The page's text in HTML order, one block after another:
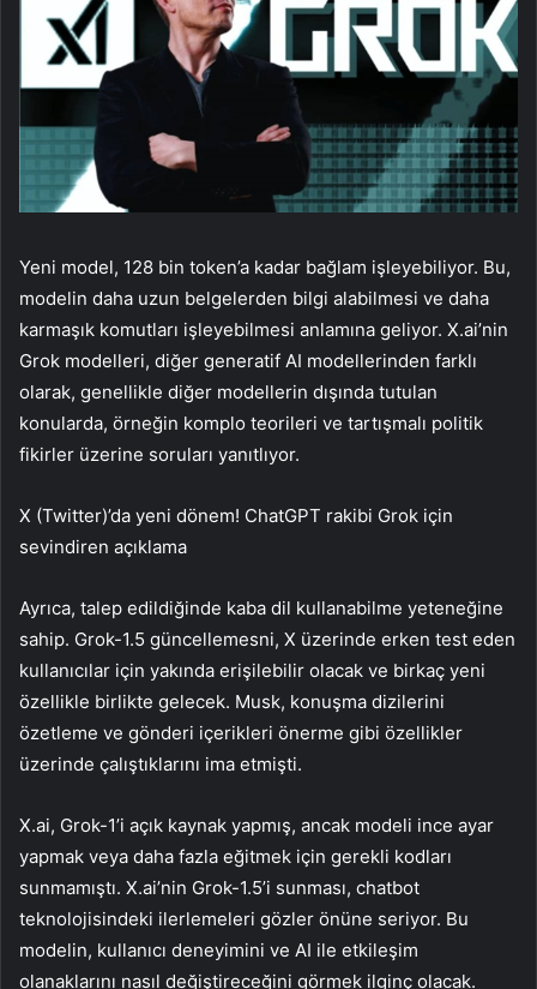
Yeni model, 128 bin token’a kadar bağlam işleyebiliyor. Bu,
modelin daha uzun belgelerden bilgi alabilmesi ve daha
karmaşık komutları işleyebilmesi anlamına geliyor. X.ai’nin
Grok modelleri, diğer generatif AI modellerinden farklı
olarak, genellikle diğer modellerin dışında tutulan
konularda, örneğin komplo teorileri ve tartışmalı politik
fikirler üzerine soruları yanıtlıyor.
X (Twitter)’da yeni dönem! ChatGPT rakibi Grok için
sevindiren açıklama
Ayrıca, talep edildiğinde kaba dil kullanabilme yeteneğine
sahip. Grok-1.5 güncellemesni, X üzerinde erken test eden
kullanıcılar için yakında erişilebilir olacak ve birkaç yeni
özellikle birlikte gelecek. Musk, konuşma dizilerini
özetleme ve gönderi içerikleri önerme gibi özellikler
üzerinde çalıştıklarını ima etmişti.
X.ai, Grok-1’i açık kaynak yapmış, ancak modeli ince ayar
yapmak veya daha fazla eğitmek için gerekli kodları
sunmamıştı. X.ai’nin Grok-1.5’i sunması, chatbot
teknolojisindeki ilerlemeleri gözler önüne seriyor. Bu
modelin, kullanıcı deneyimini ve AI ile etkileşim
olanaklarını nasıl değiştireceğini görmek ilginç olacak.